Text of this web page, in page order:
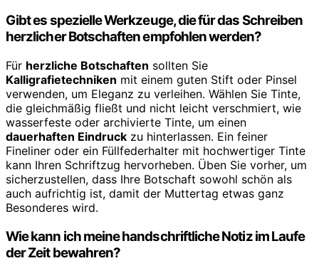
Gibt es spezielle Werkzeuge, die für das Schreiben
herzlicher Botschaften empfohlen werden?
Für herzliche Botschaften sollten Sie
Kalligrafietechniken mit einem guten Stift oder Pinsel
verwenden, um Eleganz zu verleihen. Wählen Sie Tinte,
die gleichmäßig fließt und nicht leicht verschmiert, wie
wasserfeste oder archivierte Tinte, um einen
dauerhaften Eindruck zu hinterlassen. Ein feiner
Fineliner oder ein Füllfederhalter mit hochwertiger Tinte
kann Ihren Schriftzug hervorheben. Üben Sie vorher, um
sicherzustellen, dass Ihre Botschaft sowohl schön als
auch aufrichtig ist, damit der Muttertag etwas ganz
Besonderes wird.
Wie kann ich meine handschriftliche Notiz im Laufe
der Zeit bewahren?